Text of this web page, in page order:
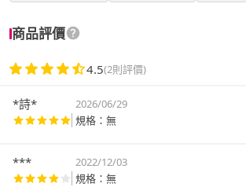
商品評價
4.5(2則評價)
*詩*
2026/06/29
規格：無
***
2022/12/03
規格：無